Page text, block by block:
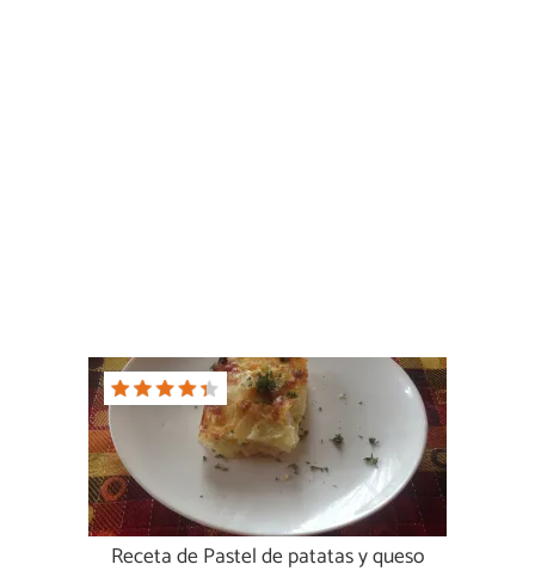
Receta de Pastel de patatas y queso